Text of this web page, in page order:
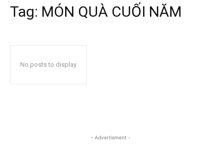
Tag: MÓN QUÀ CUỐI NĂM
No posts to display
- Advertisment -